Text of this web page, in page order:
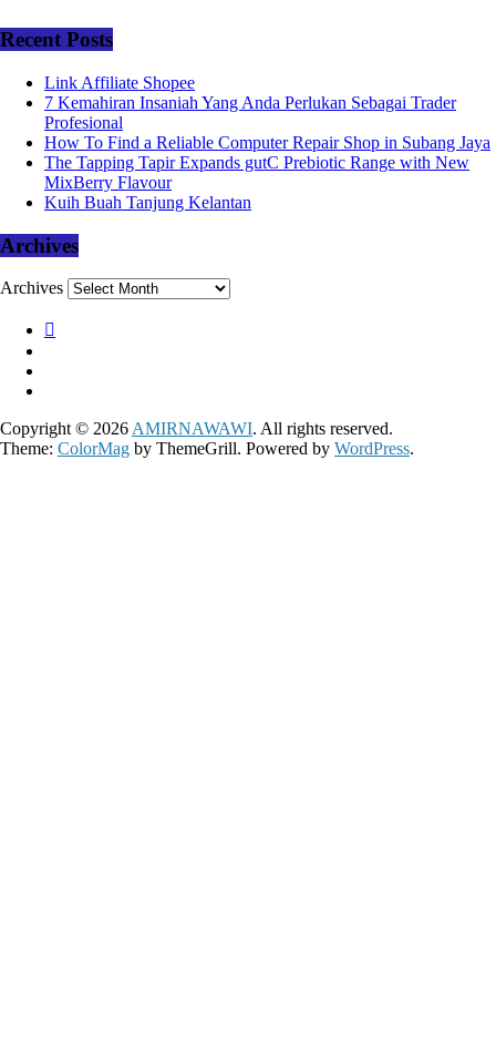
Recent Posts
Link Affiliate Shopee
7 Kemahiran Insaniah Yang Anda Perlukan Sebagai Trader
Profesional
How To Find a Reliable Computer Repair Shop in Subang Jaya
The Tapping Tapir Expands gutC Prebiotic Range with New
MixBerry Flavour
Kuih Buah Tanjung Kelantan
Archives
Archives
Copyright © 2026 AMIRNAWAWI. All rights reserved.
Theme: ColorMag by ThemeGrill. Powered by WordPress.